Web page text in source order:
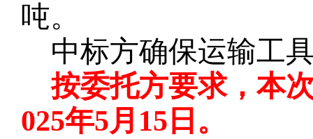
吨。
中标方确保运输工
按委托方要求，本
025年5月15日。